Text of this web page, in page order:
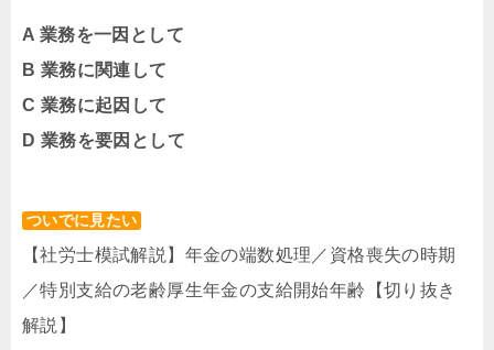
A 業務を一因として
B 業務に関連して
C 業務に起因して
D 業務を要因として
ついでに見たい
【社労士模試解説】年金の端数処理／資格喪失の時期
／特別支給の老齢厚生年金の支給開始年齢【切り抜き
解説】